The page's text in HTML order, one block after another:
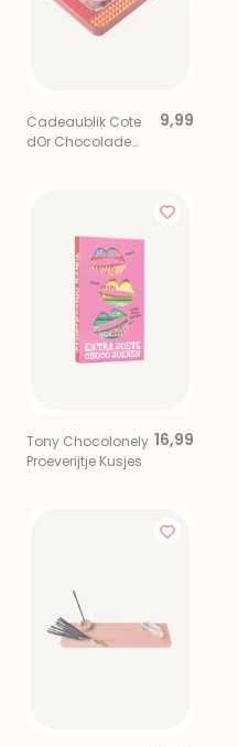
Cadeaublik Cote
dOr Chocolade
9,99
Tony Chocolonely
Proeverijtje Kusjes
16,99